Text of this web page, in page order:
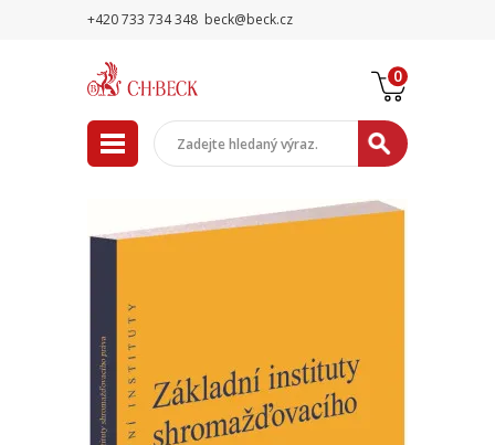
+420 733 734 348 beck@beck.cz
0